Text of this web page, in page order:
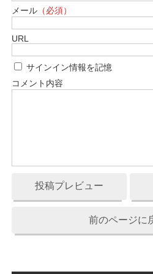
メール （必須）
URL
サインイン情報を記憶
コメント内容
投稿プレビュー
前のページに